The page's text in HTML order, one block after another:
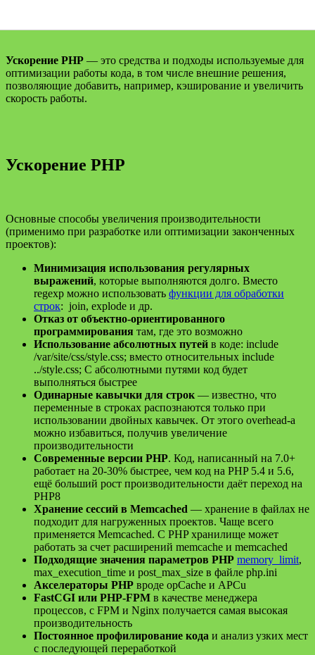
Ускорение PHP — это средства и подходы используемые для
оптимизации работы кода, в том числе внешние решения,
позволяющие добавить, например, кэширование и увеличить
скорость работы.
Ускорение PHP
Основные способы увеличения производительности
(применимо при разработке или оптимизации законченных
проектов):
Минимизация использования регулярных
выражений, которые выполняются долго. Вместо
regexp можно использовать функции для обработки
строк: join, explode и др.
Отказ от объектно-ориентированного
программирования там, где это возможно
Использование абсолютных путей в коде: include
/var/site/css/style.css; вместо относительных include
../style.css; С абсолютными путями код будет
выполняться быстрее
Одинарные кавычки для строк — известно, что
переменные в строках распознаются только при
использовании двойных кавычек. От этого overhead-а
можно избавиться, получив увеличение
производительности
Современные версии PHP. Код, написанный на 7.0+
работает на 20-30% быстрее, чем код на PHP 5.4 и 5.6,
ещё больший рост производительности даёт переход на
PHP8
Хранение сессий в Memcached — хранение в файлах не
подходит для нагруженных проектов. Чаще всего
применяется Memcached. С PHP хранилище может
работать за счет расширений memcache и memcached
Подходящие значения параметров PHP memory_limit,
max_execution_time и post_max_size в файле php.ini
Акселераторы PHP вроде opCache и APCu
FastCGI или PHP-FPM в качестве менеджера
процессов, с FPM и Nginx получается самая высокая
производительность
Постоянное профилирование кода и анализ узких мест
с последующей переработкой